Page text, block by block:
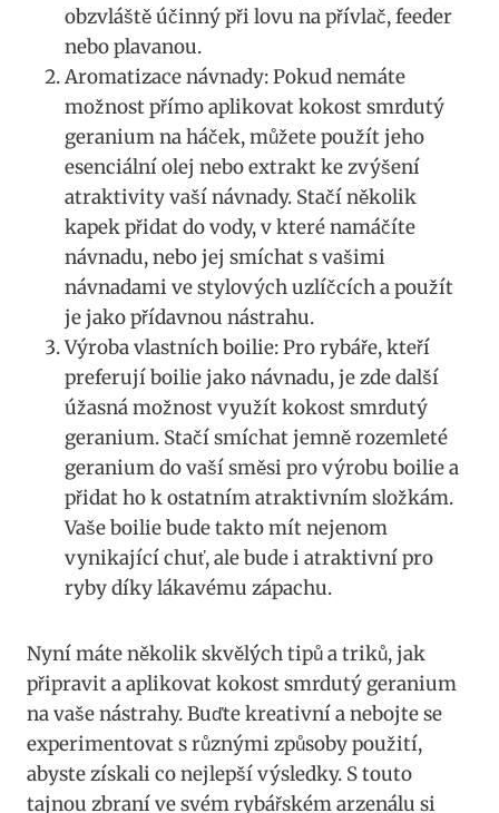
obzvláště účinný při lovu na přívlač, feeder
nebo⁤ plavanou.
Aromatizace návnady: Pokud nemáte
⁢možnost přímo aplikovat kokost smrdutý
geranium na háček, můžete použít jeho
esenciální olej nebo extrakt ke zvýšení
atraktivity vaší návnady. Stačí několik
kapek⁤ přidat ⁣do vody,⁤ v‌ které namáčíte
⁤návnadu, nebo‍ jej smíchat s ⁢vašimi⁣
návnadami ve stylových uzlíčcích a použít
je jako⁢ přídavnou nástrahu.
Výroba vlastních boilie: ⁤Pro rybáře, kteří
preferují boilie jako návnadu, je zde další
úžasná ‌možnost využít kokost smrdutý
geranium. Stačí smíchat jemně rozemleté
geranium ⁣do vaší směsi pro výrobu boilie a
přidat ho k ostatním⁤ atraktivním složkám.
⁣Vaše boilie bude‍ takto mít nejenom
vynikající chuť, ale bude ⁣i atraktivní pro
ryby ⁣díky lákavému ‌zápachu.
Nyní máte několik skvělých tipů a triků, jak
připravit a‌ aplikovat kokost smrdutý geranium
na vaše nástrahy. Buďte kreativní a⁣ nebojte se
experimentovat s různými způsoby použití,
abyste získali co​ nejlepší ⁣výsledky. S touto
tajnou zbraní ve svém⁣ rybářském arzenálu si